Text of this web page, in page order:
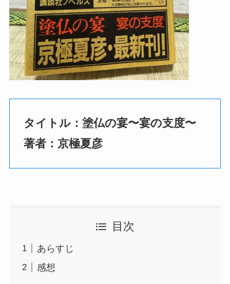
タイトル：塗仏の宴〜宴の支度〜
著者：京極夏彦
目次
あらすじ
感想